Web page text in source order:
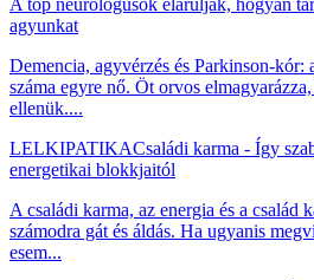
A top neurológusok elárulják, hogyan
agyunkat
Demencia, agyvérzés és Parkinson-kór:
száma egyre nő. Öt orvos
ellenük....
LELKIPATIKACsaládi karma - Így
energetikai blokkjaitól
A családi karma, az energia és a család
számodra gát és áldás. Ha ugyanis
esem...